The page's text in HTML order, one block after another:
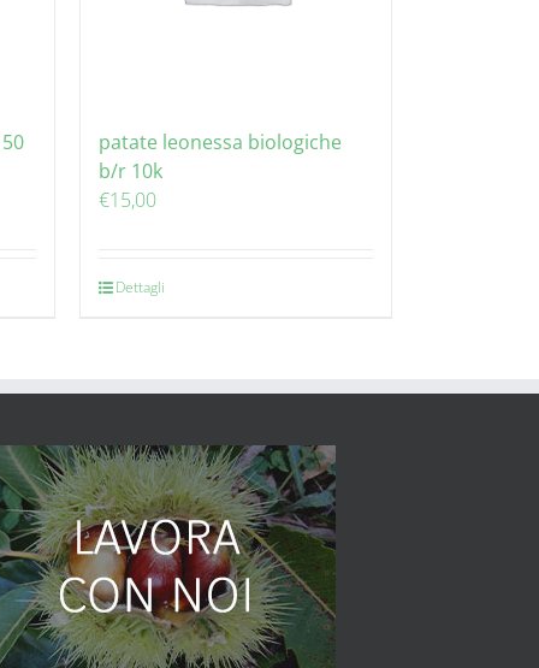
patate leonessa biologiche
b/r 10k
€15,00
Dettagli